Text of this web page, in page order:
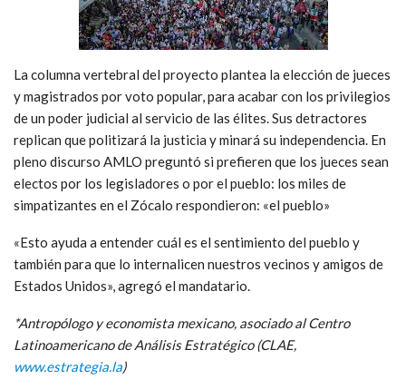
La columna vertebral del proyecto plantea la elección de jueces
y magistrados por voto popular, para acabar con los privilegios
de un poder judicial al servicio de las élites. Sus detractores
replican que politizará la justicia y minará su independencia. En
pleno discurso AMLO preguntó si prefieren que los jueces sean
electos por los legisladores o por el pueblo: los miles de
simpatizantes en el Zócalo respondieron: «el pueblo»
«Esto ayuda a entender cuál es el sentimiento del pueblo y
también para que lo internalicen nuestros vecinos y amigos de
Estados Unidos», agregó el mandatario.
*Antropólogo y economista mexicano, asociado al Centro
Latinoamericano de Análisis Estratégico (CLAE,
www.estrategia.la)